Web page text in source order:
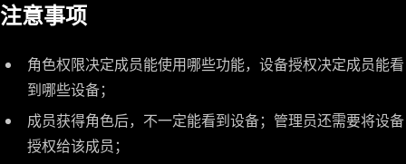
注意事项
角色权限决定成员能使用哪些功能，设备授权决定成员能看
到哪些设备；
成员获得角色后，不一定能看到设备；管理员还需要将设备
授权给该成员；